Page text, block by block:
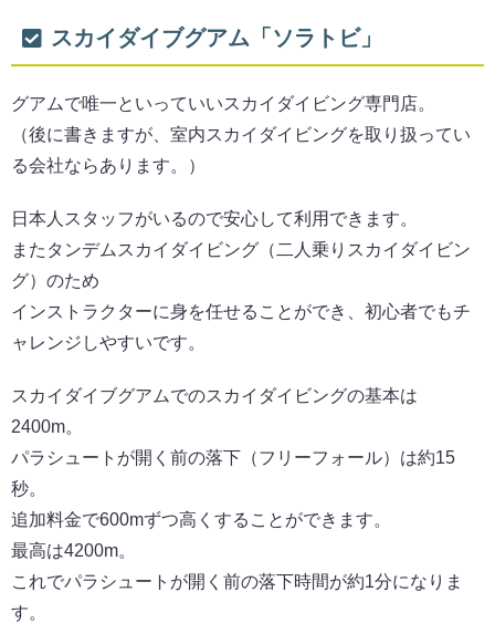
スカイダイブグアム「ソラトビ」
グアムで唯一といっていいスカイダイビング専門店。
（後に書きますが、室内スカイダイビングを取り扱ってい
る会社ならあります。）
日本人スタッフがいるので安心して利用できます。
またタンデムスカイダイビング（二人乗りスカイダイビン
グ）のため
インストラクターに身を任せることができ、初心者でもチ
ャレンジしやすいです。
スカイダイブグアムでのスカイダイビングの基本は
2400m。
パラシュートが開く前の落下（フリーフォール）は約15
秒。
追加料金で600mずつ高くすることができます。
最高は4200m。
これでパラシュートが開く前の落下時間が約1分になりま
す。